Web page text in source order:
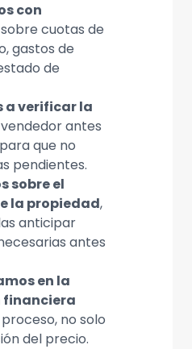
con
sobre cuotas de
gastos de
de
a verificar la
antes
que no
pendientes.
sobre el
la propiedad,
anticipar
antes
en la
no solo
del precio.